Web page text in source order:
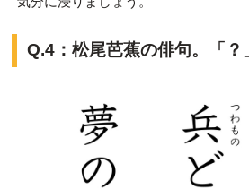
Q.4：松尾芭蕉の俳句。「？